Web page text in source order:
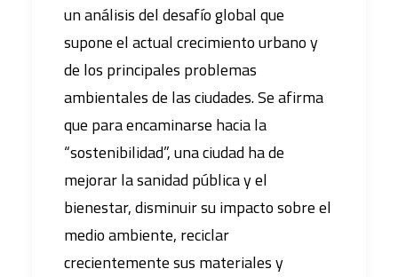
un análisis del desafío global que
supone el actual crecimiento urbano y
de los principales problemas
ambientales de las ciudades. Se afirma
que para encaminarse hacia la
“sostenibilidad”, una ciudad ha de
mejorar la sanidad pública y el
bienestar, disminuir su impacto sobre el
medio ambiente, reciclar
crecientemente sus materiales y